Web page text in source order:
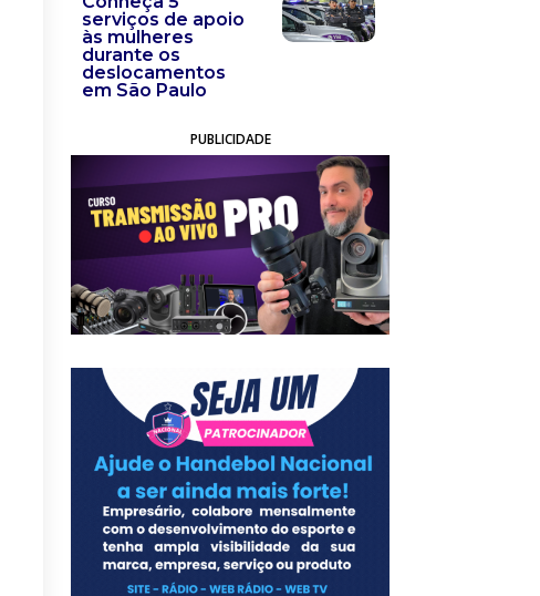
serviços de apoio
às mulheres
durante os
deslocamentos
em São Paulo
PUBLICIDADE